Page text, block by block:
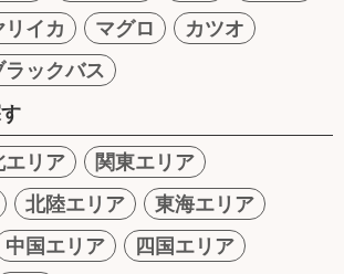
リイカ マグロ
カツオ
ラックバス
エリア
関東エリア
北陸エリア
東海エリア
中国エリア
四国エリア